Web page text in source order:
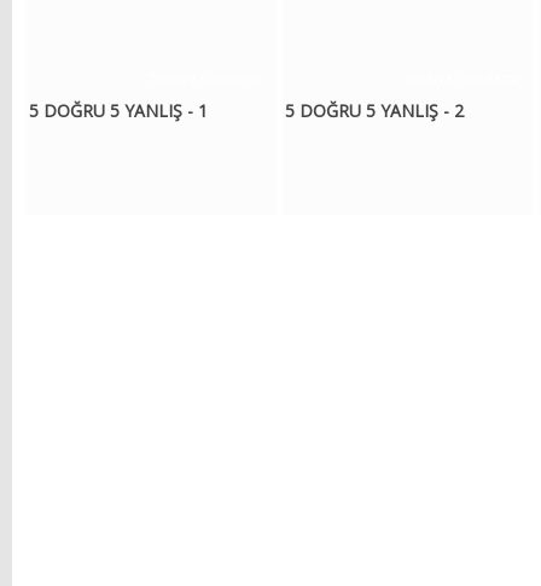
5 DOĞRU 5 YANLIŞ - 1 5 DOĞRU 5 YANLIŞ - 2